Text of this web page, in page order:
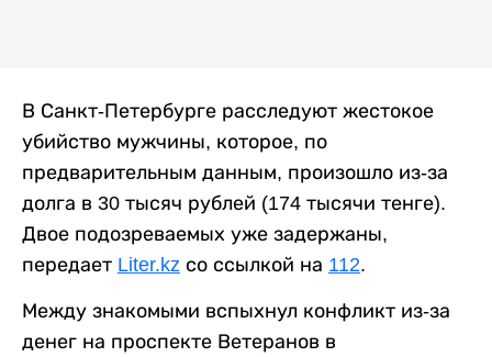
В Санкт-Петербурге расследуют жестокое
убийство мужчины, которое, по
предварительным данным, произошло из-за
долга в 30 тысяч рублей (174 тысячи тенге).
Двое подозреваемых уже задержаны,
передает Liter.kz со ссылкой на 112.
Между знакомыми вспыхнул конфликт из-за
денег на проспекте Ветеранов в